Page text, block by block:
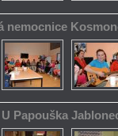
nemocnice
Papouška